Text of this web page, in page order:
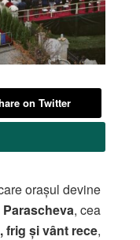
on Twitter
orașul devine
, cea
frig și vânt rece,